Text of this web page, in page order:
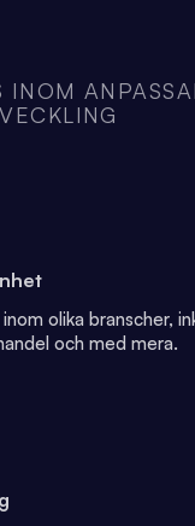
INOM
olika branscher,
och med mera.